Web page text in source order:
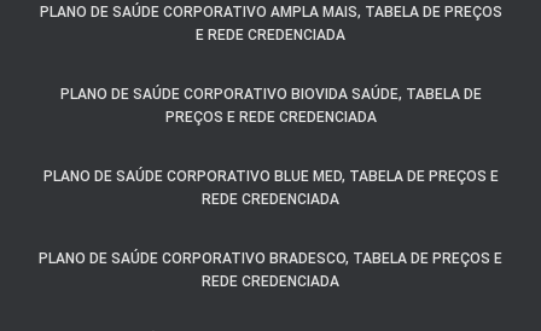
PLANO DE SAÚDE CORPORATIVO AMPLA MAIS, TABELA DE PREÇOS
E REDE CREDENCIADA
PLANO DE SAÚDE CORPORATIVO BIOVIDA SAÚDE, TABELA DE
PREÇOS E REDE CREDENCIADA
PLANO DE SAÚDE CORPORATIVO BLUE MED, TABELA DE PREÇOS E
REDE CREDENCIADA
PLANO DE SAÚDE CORPORATIVO BRADESCO, TABELA DE PREÇOS E
REDE CREDENCIADA